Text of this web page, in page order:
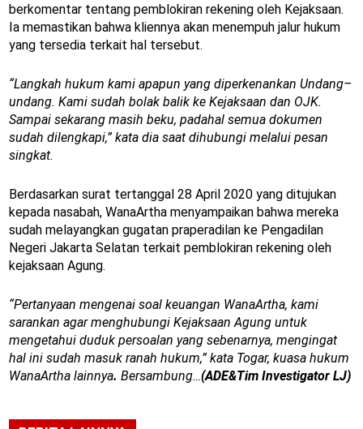
berkomentar tentang pemblokiran rekening oleh Kejaksaan.
Ia memastikan bahwa kliennya akan menempuh jalur hukum
yang tersedia terkait hal tersebut.
“Langkah hukum kami apapun yang diperkenankan Undang–
undang. Kami sudah bolak balik ke Kejaksaan dan OJK.
Sampai sekarang masih beku, padahal semua dokumen
sudah dilengkapi,” kata dia saat dihubungi melalui pesan
singkat.
Berdasarkan surat tertanggal 28 April 2020 yang ditujukan
kepada nasabah, WanaArtha menyampaikan bahwa mereka
sudah melayangkan gugatan praperadilan ke Pengadilan
Negeri Jakarta Selatan terkait pemblokiran rekening oleh
kejaksaan Agung.
“Pertanyaan mengenai soal keuangan WanaArtha, kami
sarankan agar menghubungi Kejaksaan Agung untuk
mengetahui duduk persoalan yang sebenarnya, mengingat
hal ini sudah masuk ranah hukum,” kata Togar, kuasa hukum
WanaArtha lainnya. Bersambung…(ADE&Tim Investigator LJ)